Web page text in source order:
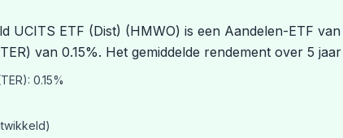
UCITS ETF (Dist) (HMWO) is een Aandelen-ETF
van 0.15%. Het gemiddelde rendement over 5
0.15%